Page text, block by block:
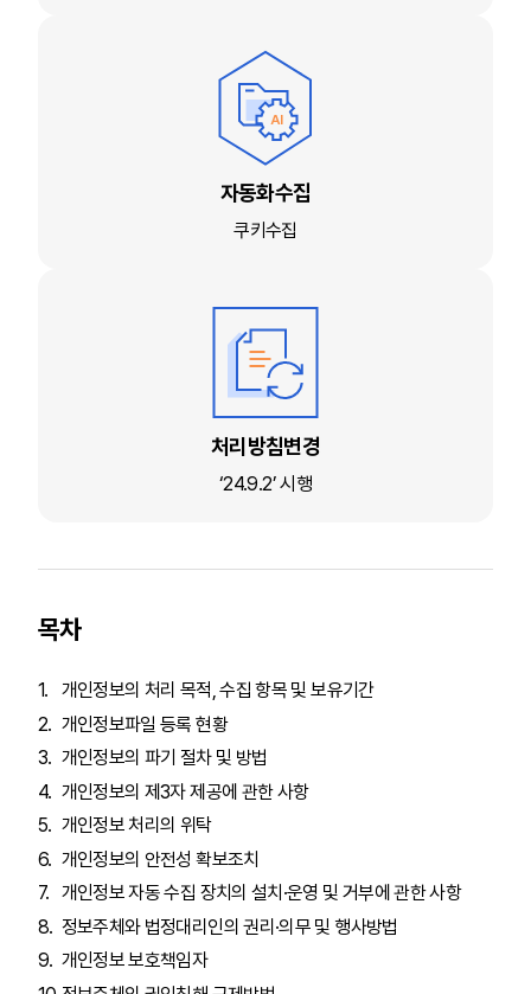
자동화수집
쿠키수집
처리방침변경
‘24.9.2’ 시행
목차
개인정보의 처리 목적, 수집 항목 및 보유기간
개인정보파일 등록 현황
개인정보의 파기 절차 및 방법
개인정보의 제3자 제공에 관한 사항
개인정보 처리의 위탁
개인정보의 안전성 확보조치
개인정보 자동 수집 장치의 설치·운영 및 거부에 관한 사항
정보주체와 법정대리인의 권리·의무 및 행사방법
개인정보 보호책임자